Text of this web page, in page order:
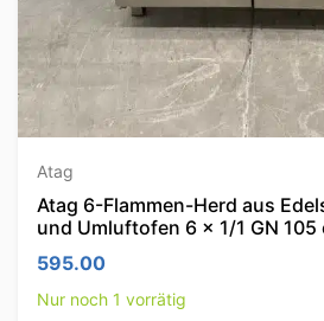
Atag
Atag 6-Flammen-Herd aus
und Umluftofen 6 x 1/1 GN 105
595.00
Nur noch 1 vorrätig